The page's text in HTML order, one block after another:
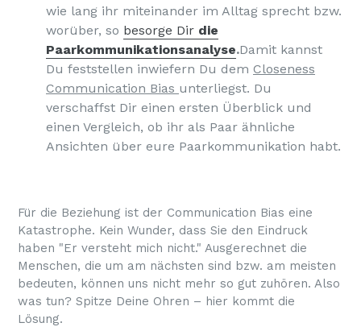
wie lang ihr miteinander im Alltag sprecht bzw.
worüber, so besorge Dir die
Paarkommunikationsanalyse.Damit kannst
Du feststellen inwiefern Du dem Closeness
Communication Bias unterliegst. Du
verschaffst Dir einen ersten Überblick und
einen Vergleich, ob ihr als Paar ähnliche
Ansichten über eure Paarkommunikation habt.
Für die Beziehung ist der Communication Bias eine
Katastrophe. Kein Wunder, dass Sie den Eindruck
haben "Er versteht mich nicht." Ausgerechnet die
Menschen, die um am nächsten sind bzw. am meisten
bedeuten, können uns nicht mehr so gut zuhören. Also
was tun? Spitze Deine Ohren – hier kommt die
Lösung.